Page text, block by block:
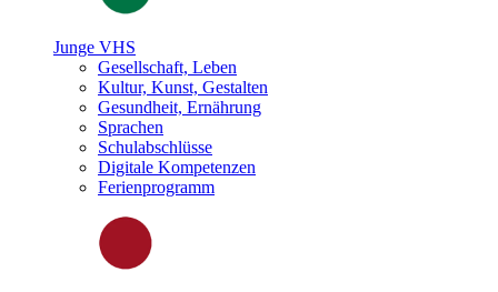
Junge VHS
Gesellschaft, Leben
Kultur, Kunst, Gestalten
Gesundheit, Ernährung
Sprachen
Schulabschlüsse
Digitale Kompetenzen
Ferienprogramm